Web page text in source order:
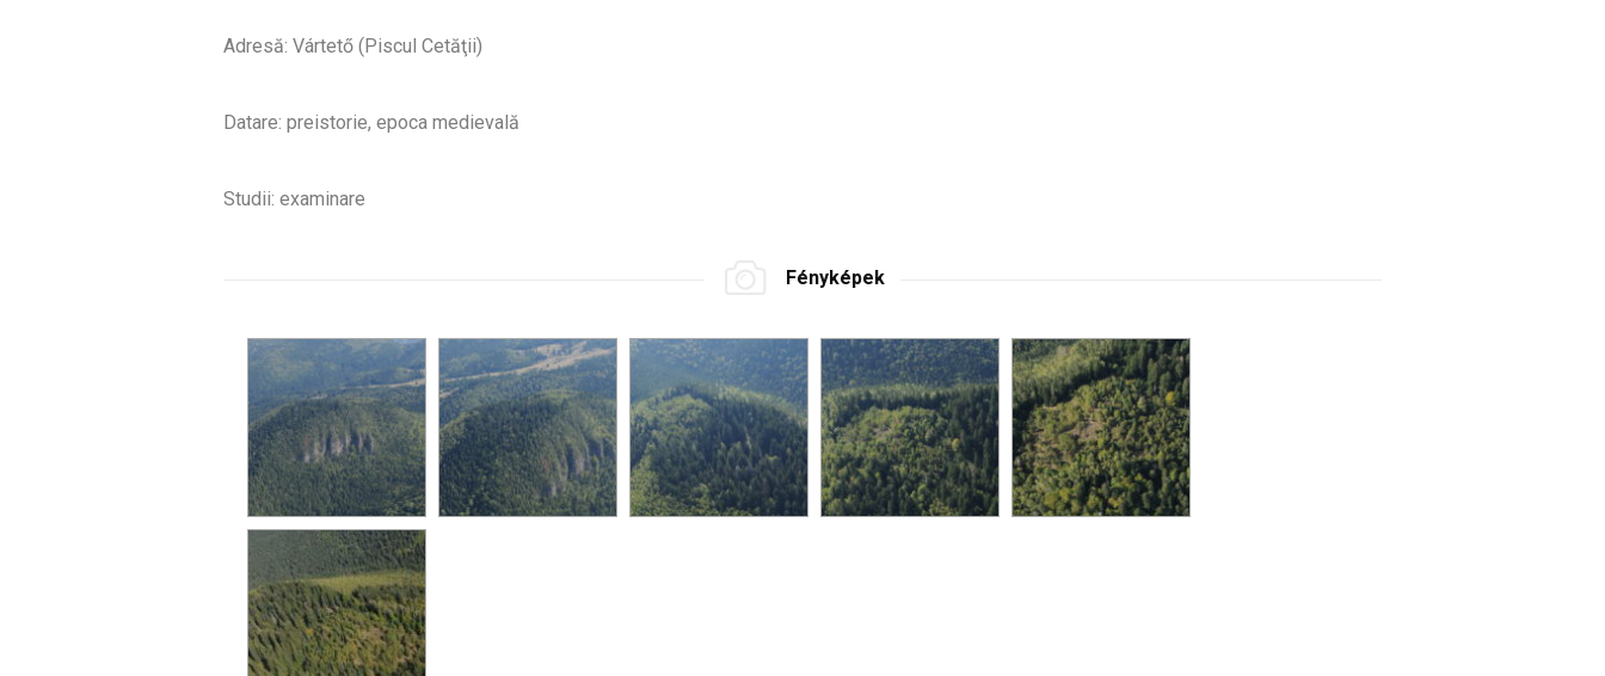
Adresă: Vártető (Piscul Cetăţii)
Datare: preistorie, epoca medievală
Studii: examinare
Fényképek